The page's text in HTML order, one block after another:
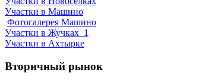
Участки в Машино
Фотогалерея Машино
Участки в Жучках_1
Участки в Ахтырке
Вторичный рынок